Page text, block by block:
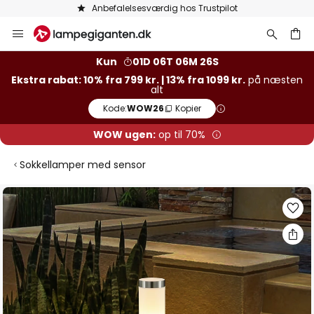
Anbefalelsesværdig hos Trustpilot
to
Kun
01D 06T 06M 25S
Ekstra rabat: 10% fra 799 kr. | 13% fra 1099 kr. på næsten
alt
Kode:WOW26 Kopier
WOW ugen:op til 70%
Sokkellamper med sensor
Gå
til
slutningen
af
billedgalleriet